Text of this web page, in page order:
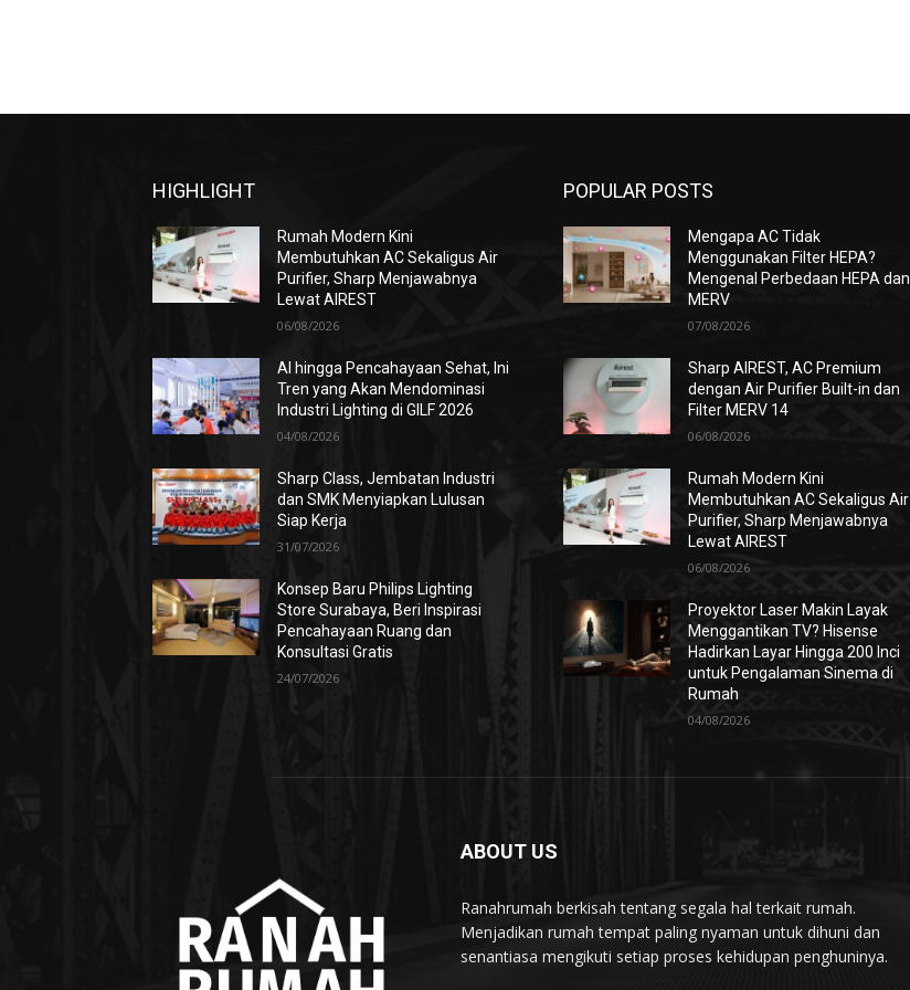
HIGHLIGHT
Rumah Modern Kini
Membutuhkan AC Sekaligus Air
Purifier, Sharp Menjawabnya
Lewat AIREST
06/08/2026
AI hingga Pencahayaan Sehat, Ini
Tren yang Akan Mendominasi
Industri Lighting di GILF 2026
04/08/2026
Sharp Class, Jembatan Industri
dan SMK Menyiapkan Lulusan
Siap Kerja
31/07/2026
Konsep Baru Philips Lighting
Store Surabaya, Beri Inspirasi
Pencahayaan Ruang dan
Konsultasi Gratis
24/07/2026
POPULAR POSTS
Mengapa AC Tidak
Menggunakan Filter HEPA?
Mengenal Perbedaan HEPA dan
MERV
07/08/2026
Sharp AIREST, AC Premium
dengan Air Purifier Built-in dan
Filter MERV 14
06/08/2026
Rumah Modern Kini
Membutuhkan AC Sekaligus Air
Purifier, Sharp Menjawabnya
Lewat AIREST
06/08/2026
Proyektor Laser Makin Layak
Menggantikan TV? Hisense
Hadirkan Layar Hingga 200 Inci
untuk Pengalaman Sinema di
Rumah
04/08/2026
ABOUT US
Ranahrumah berkisah tentang segala hal terkait rumah.
Menjadikan rumah tempat paling nyaman untuk dihuni dan
senantiasa mengikuti setiap proses kehidupan penghuninya.